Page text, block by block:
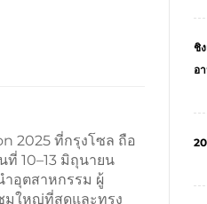
2025 ที่กรุงโซล ถือ
10–13 มิถุนายน
ำอุตสาหกรรม ผู้
มใหญ่ที่สุดและทรง
ชิ
อ